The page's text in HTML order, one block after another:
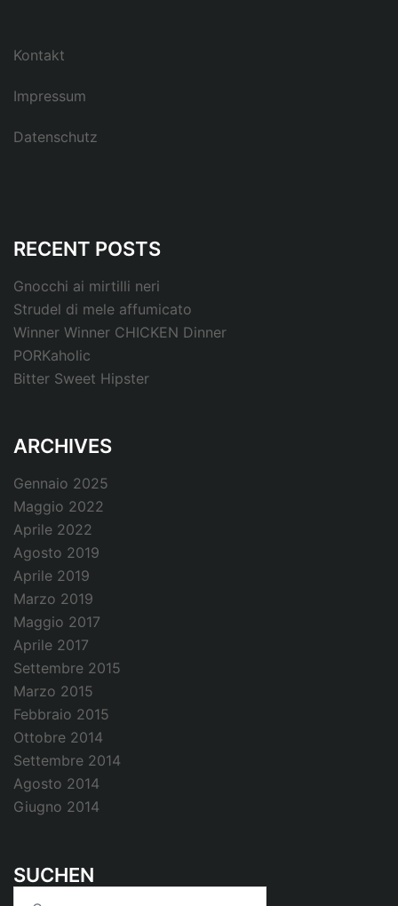
Kontakt
Impressum
Datenschutz
RECENT POSTS
Gnocchi ai mirtilli neri
Strudel di mele affumicato
Winner Winner CHICKEN Dinner
PORKaholic
Bitter Sweet Hipster
ARCHIVES
Gennaio 2025
Maggio 2022
Aprile 2022
Agosto 2019
Aprile 2019
Marzo 2019
Maggio 2017
Aprile 2017
Settembre 2015
Marzo 2015
Febbraio 2015
Ottobre 2014
Settembre 2014
Agosto 2014
Giugno 2014
SUCHEN